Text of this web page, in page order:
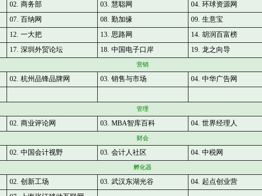
02. 商务部 03. 慧聪网 04. 环球资源网
07. 百纳网 08. 勤加缘 09. 生意宝
12. 一大把 13. 思路网 14. 胡润百富榜
17. 深圳外贸论坛 18. 中国电子口岸 19. 龙之向导
营销
02. 杭州品锋品牌网 03. 销售与市场 04. 中华广告网
管理
02. 商业评论网 03. MBA智库百科 04. 世界经理人
财会
02. 中国会计视野 03. 会计人社区 04. 中税网
孵化器
02. 创新工场 03. 武汉东湖光谷 04. 起点创业营